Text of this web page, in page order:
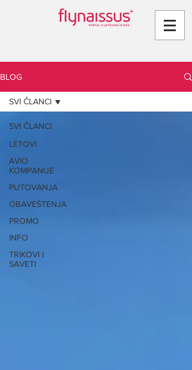
BLOG
SVI ČLANCI
LETOVI
AVIO
KOMPANIJE
PUTOVANJA
OBAVEŠTENJA
PROMO
INFO
TRIKOVI I
SAVETI
SVI ČLANCI